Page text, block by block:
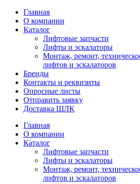
Главная
О компании
Каталог
Лифтовые запчасти
Лифты и эскалаторы
Монтаж, ремонт,
лифтов и эскалаторов
Бренды
Контакты и реквизиты
Опросные листы
Отправить заявку
Доставка ЩЛК
Главная
О компании
Каталог
Лифтовые запчасти
Лифты и эскалаторы
Монтаж, ремонт,
лифтов и эскалаторов